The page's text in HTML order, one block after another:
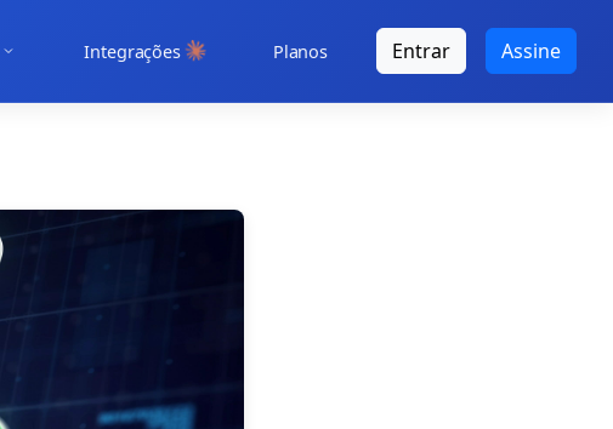
Integrações Planos Entrar Assine